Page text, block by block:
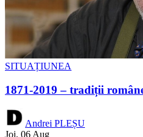
SITUAȚIUNEA
1871-2019 – tradiții
Andrei PLEȘU
Joi, 06 Aug